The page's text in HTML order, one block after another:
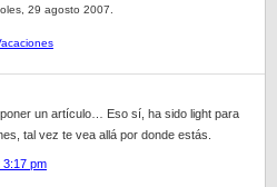
29 agosto 2007.
un artículo… Eso sí, ha sido light para
tal vez te vea allá por donde estás.
3:17 pm